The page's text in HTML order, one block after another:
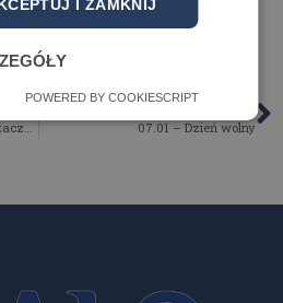
Świąteczna Paczka dla Zwierzaczka ALMS i ALO
NASTĘPNY
07.01 – Dzień wolny
I ZAMKNIJ
POWERED BY COOKIESCRIPT